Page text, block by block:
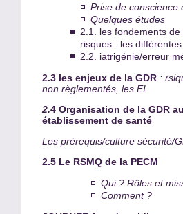
Prise de conscience
Quelques études
2.1. les fondements
risques : les
2.2. iatrigénie/erreur
2.3 les enjeux de la GDR :
non règlementés, les EI
2.4 Organisation de la GDR
établissement de santé
Les prérequis/culture sécurité/
2.5 Le RSMQ de la PECM
Qui ? Rôles et
Comment ?